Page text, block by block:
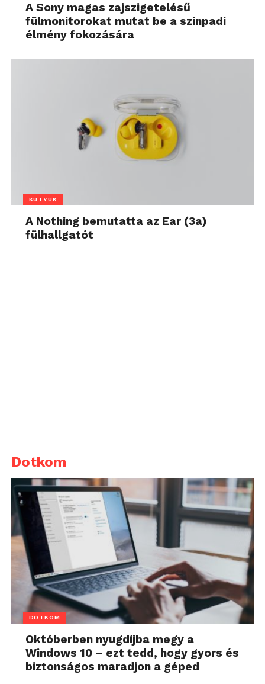
A Sony magas zajszigetelésű
fülmonitorokat mutat be a színpadi
élmény fokozására
KÜTYÜK
A Nothing bemutatta az Ear (3a)
fülhallgatót
Dotkom
DOTKOM
Októberben nyugdíjba megy a
Windows 10 – ezt tedd, hogy gyors és
biztonságos maradjon a géped